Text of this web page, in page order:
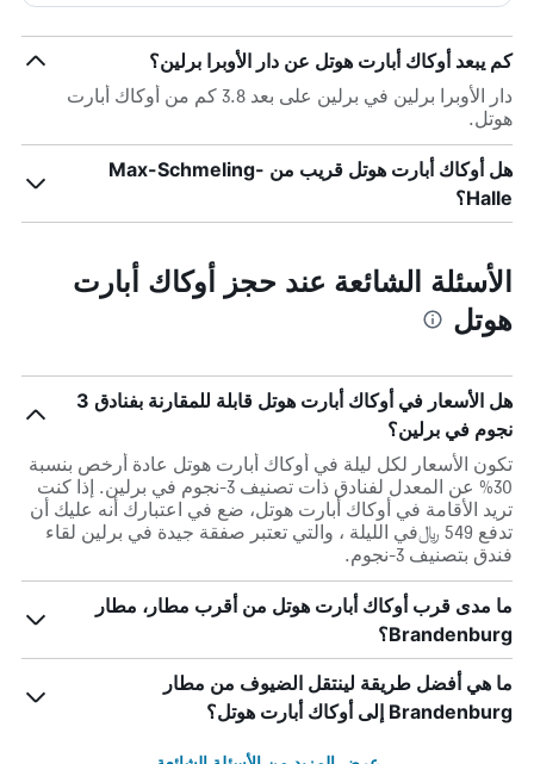
كم يبعد أوكاك أبارت هوتل عن دار الأوبرا برلين؟
دار الأوبرا برلين في برلين على بعد 3.8 كم من أوكاك أبارت
هوتل.
هل أوكاك أبارت هوتل قريب من Max-Schmeling-
Halle؟
الأسئلة الشائعة عند حجز أوكاك أبارت
هوتل
هل الأسعار في أوكاك أبارت هوتل قابلة للمقارنة بفنادق 3
نجوم في برلين؟
تكون الأسعار لكل ليلة في أوكاك أبارت هوتل عادة أرخص بنسبة
30% عن المعدل لفنادق ذات تصنيف 3-نجوم في برلين. إذا كنت
تريد الأقامة في أوكاك أبارت هوتل، ضع في اعتبارك أنه عليك أن
تدفع 549 ﷼في الليلة ، والتي تعتبر صفقة جيدة في برلين لقاء
فندق بتصنيف 3-نجوم.
ما مدى قرب أوكاك أبارت هوتل من أقرب مطار، مطار
Brandenburg؟
ما هي أفضل طريقة لينتقل الضيوف من مطار
Brandenburg إلى أوكاك أبارت هوتل؟